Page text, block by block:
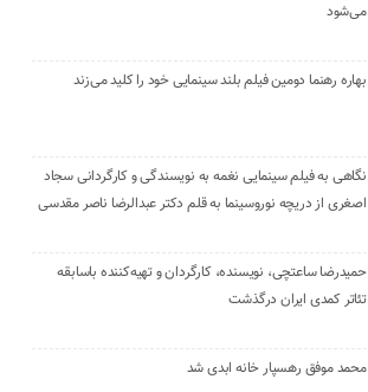
می‌شود
بهاره رهنما دومین فیلم بلند سینمایی خود را کلید می‌زند
نگاهی به فیلم سینمایی نغمه به نویسندگی و کارگردانی سجاد
اصغری از دریچه نوروسینما به قلم دکتر عبدالرضا ناصر مقدسی
حمیدرضا ساعتچی، نویسنده، کارگردان و تهیه‌کننده باسابقه
تئاتر کمدی ایران درگذشت
محمد موفق رهسپار خانه ابدی شد